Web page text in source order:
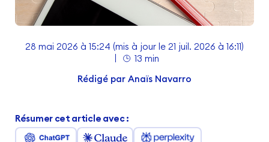
28 mai 2026 à 15:24 (mis à jour le 21 juil. 2026 à 16:11)
13 min
Rédigé par Anaïs Navarro
Résumer cet article avec :